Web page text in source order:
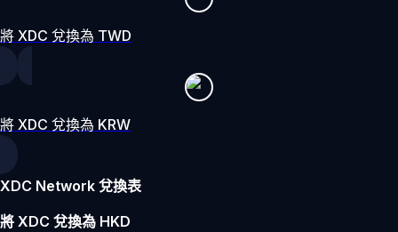
將 XDC 兌換為 TWD
將 XDC 兌換為 KRW
XDC Network 兌換表
將 XDC 兌換為 HKD